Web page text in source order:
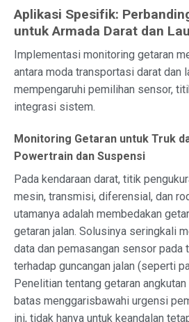
Aplikasi Spesifik:
untuk Armada Darat dan
Implementasi monitoring getaran
antara moda transportasi darat dan
mempengaruhi pemilihan sensor,
integrasi sistem.
Monitoring Getaran untuk Truk
Powertrain dan Suspensi
Pada kendaraan darat, titik
mesin, transmisi, diferensial, dan
utamanya adalah membedakan
getaran jalan. Solusinya seringkali
data dan pemasangan sensor
terhadap guncangan jalan (seperti
Penelitian tentang getaran
batas menggarisbawahi urgensi
ini, tidak hanya untuk keandalan